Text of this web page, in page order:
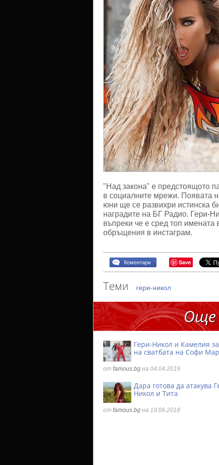
закона"
"Над закона" е предстоящото
в социалните мрежи. Появата
юни ще се развихри истинска
наградите на БГ Радио. Гери-
въпреки че е сред топ
обръщения в инстаграм.
Коментари Save
Теми гери-никол
Още
Гери-Никол и Камелия
на сватбата на Софи
от famous.bg на 04.04.2019
Дара готова да атакува
Никол и Тита
от famous.bg на 19.06.2018